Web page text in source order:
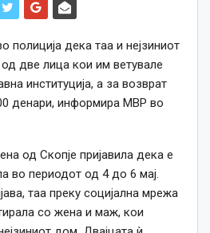
полиција дека таа и нејзиниот
две лица кои им ветувале
институција, а за возврат
денари, информира МВР во
од Скопје пријавила дека е
во периодот од 4 до 6 мај.
таа преку социјална мрежа
со жена и маж, кои